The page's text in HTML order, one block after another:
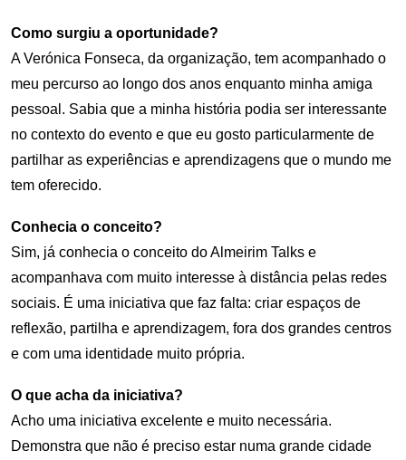
Como surgiu a oportunidade?
A Verónica Fonseca, da organização, tem acompanhado o
meu percurso ao longo dos anos enquanto minha amiga
pessoal. Sabia que a minha história podia ser interessante
no contexto do evento e que eu gosto particularmente de
partilhar as experiências e aprendizagens que o mundo me
tem oferecido.
Conhecia o conceito?
Sim, já conhecia o conceito do Almeirim Talks e
acompanhava com muito interesse à distância pelas redes
sociais. É uma iniciativa que faz falta: criar espaços de
reflexão, partilha e aprendizagem, fora dos grandes centros
e com uma identidade muito própria.
O que acha da iniciativa?
Acho uma iniciativa excelente e muito necessária.
Demonstra que não é preciso estar numa grande cidade